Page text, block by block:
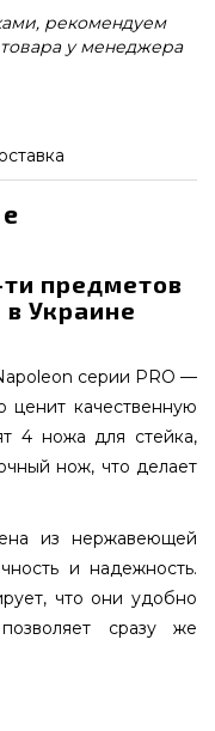
рекомендуем
у менеджера
предметов
Украине
серии PRO —
ценит качественную
4 ножа для стейка,
нож, что делает
из нержавеющей
и надежность.
что они удобно
сразу же